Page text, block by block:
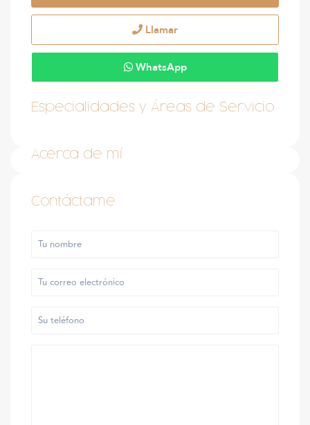
Llamar
WhatsApp
Especialidades y Áreas de Servicio
Acerca de mí
Contáctame